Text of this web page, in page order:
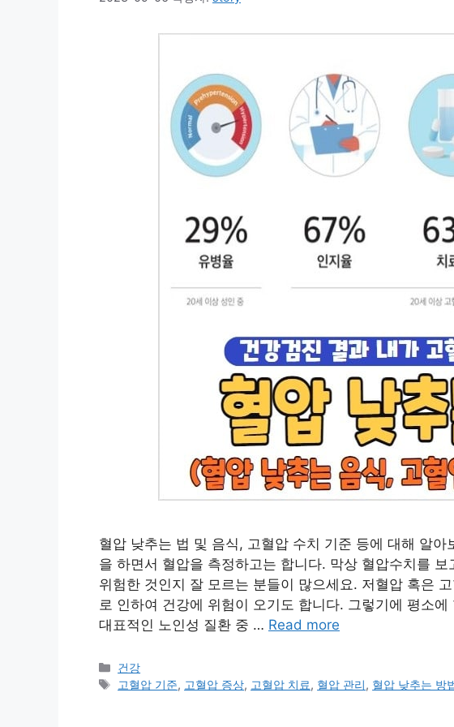
혈압 낮추는 법 및 음식, 고혈압 수치 기준 등에 대해 알
을 하면서 혈압을 측정하고는 합니다. 막상 혈압수치를
위험한 것인지 잘 모르는 분들이 많으세요. 저혈압 혹은
로 인하여 건강에 위험이 오기도 합니다. 그렇기에 평소
대표적인 노인성 질환 중 … Read more
카
테
건강
태
고혈압 기준, 고혈압 증상, 고혈압 치료, 혈압 관리, 혈압 낮추는 방